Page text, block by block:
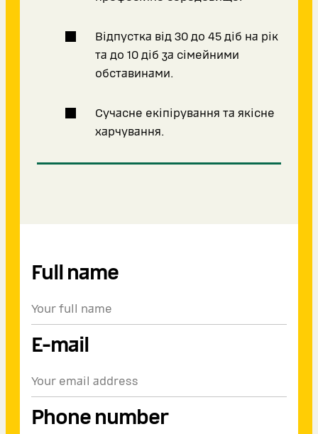
Відпустка від 30 до 45 діб на рік
та до 10 діб за сімейними
обставинами.
Сучасне екіпірування та якісне
харчування.
Full name
E-mail
Phone number